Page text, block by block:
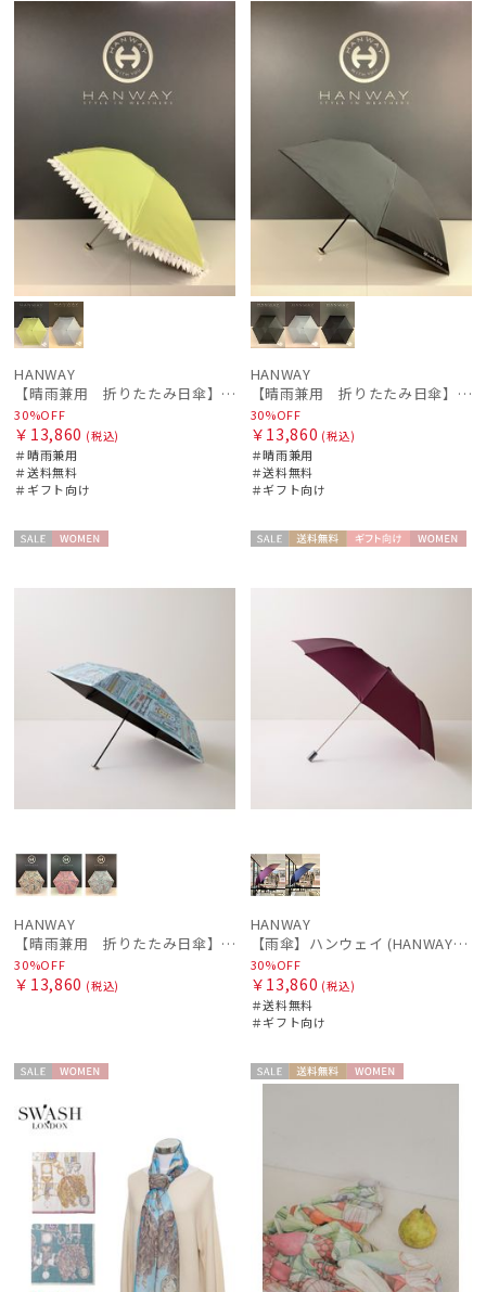
セー 送料無 ギフト
向け
WOME
HANWAY
【晴雨兼用 折りたたみ日傘】ハンウェイ（ＨＡＮＷＡＹ）Emma（エマ）
30%OFF
￥13,860 (税込)
＃晴雨兼用
＃送料無料
＃ギフト向け
再入 セー 送料無 ギフト
WOME
HANWAY
【晴雨兼用 折りたたみ日傘】ハンウェイ（ＨＡＮＷＡＹ）Margot（マーゴット）
30%OFF
￥13,860 (税込)
＃晴雨兼用
＃送料無料
＃ギフト向け
HANWAY
【晴雨兼用 折りたたみ日傘】ハンウェイ（ＨＡＮＷＡＹ）Bookworm color（ブックワーム・カラー）
30%OFF
￥13,860 (税込)
HANWAY
【雨傘】ハンウェイ (HANWAY) 日本製
30%OFF
￥13,860 (税込)
＃送料無料
＃ギフト向け
ル
N
セー 送料無 WOME